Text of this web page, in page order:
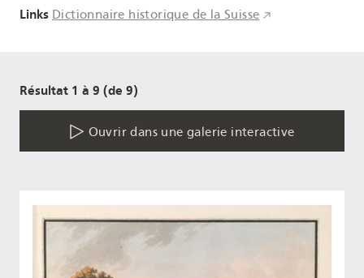
Links Dictionnaire historique de la Suisse
Résultat 1 à 9 (de 9)
Ouvrir dans une galerie interactive